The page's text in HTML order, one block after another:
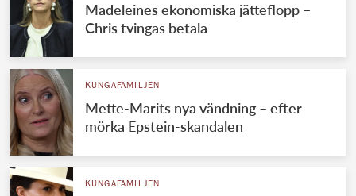
Madeleines ekonomiska jätteflopp –
Chris tvingas betala
KUNGAFAMILJEN
Mette-Marits nya vändning – efter
mörka Epstein-skandalen
KUNGAFAMILJEN